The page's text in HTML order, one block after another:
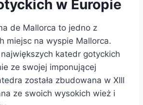
w Europie
de Mallorca to jedno z
miejsc na wyspie Mallorca.
katedr gotyckich
ze swojej imponującej
została zbudowana w XIII
ze swoich wysokich wież i